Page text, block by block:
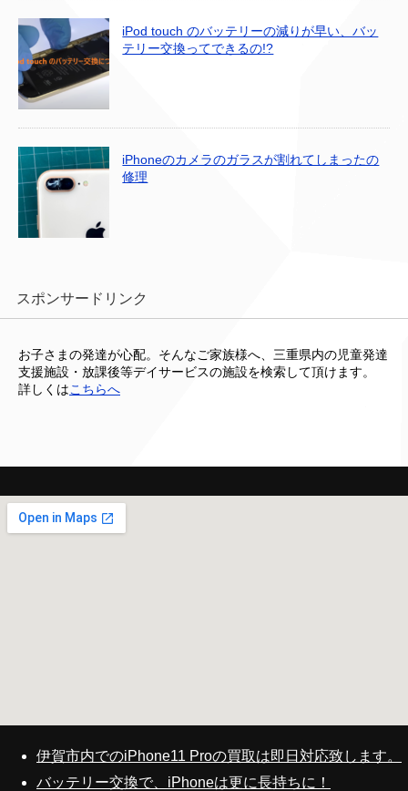
iPod touch のバッテリーの減りが早い、バッ
テリー交換ってできるの!?
iPhoneのカメラのガラスが割れてしまったの
修理
スポンサードリンク
お子さまの発達が心配。そんなご家族様へ、三重県内の児童発達
支援施設・放課後等デイサービスの施設を検索して頂けます。
詳しくはこちらへ
伊賀市内でのiPhone11 Proの買取は即日対応致します。
バッテリー交換で、iPhoneは更に長持ちに！